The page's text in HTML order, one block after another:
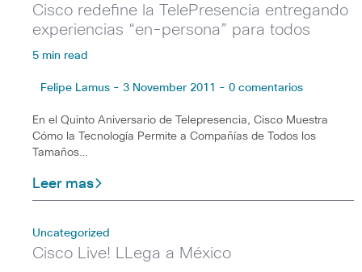
Cisco redefine la TelePresencia entregando
experiencias “en-persona” para todos
5 min read
Felipe Lamus - 3 November 2011 - 0 comentarios
En el Quinto Aniversario de Telepresencia, Cisco Muestra
Cómo la Tecnología Permite a Compañías de Todos los
Tamaños…
Leer mas
Uncategorized
Cisco Live! LLega a México